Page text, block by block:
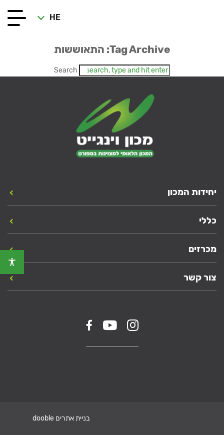
HE
Tag Archive: התאוששות
Search
יחידות המכון
כללי
מכרזים
צור קשר
בניית אתרים dooble